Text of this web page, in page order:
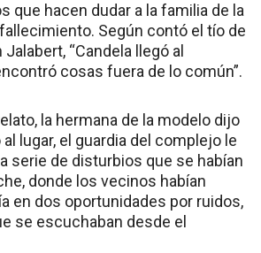
que hacen dudar a la familia de la
Según contó el tío de
“Candela llegó al
cosas fuera de lo común”.
la hermana de la modelo dijo
lugar, el guardia del complejo le
serie de disturbios que se habían
donde los vecinos habían
en dos oportunidades por ruidos,
se escuchaban desde el